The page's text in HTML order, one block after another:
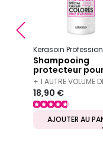
Shampooing
protecteur
cheveux colorés
1000ml
+ 1 AUTRE VOLUME
18,90 €
AJOUTER AU
Précédent